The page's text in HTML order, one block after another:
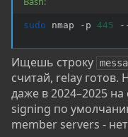
sudo nmap -p 445
Ищешь строку
считай, relay готов.
даже в 2024–2025
signing по
member servers -